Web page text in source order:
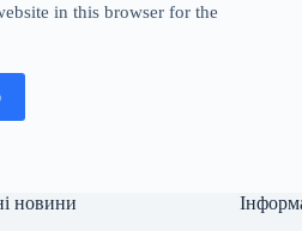
in this browser for the
новини